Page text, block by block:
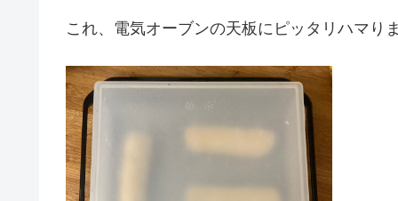
これ、電気オーブンの天板にピッタリハマり